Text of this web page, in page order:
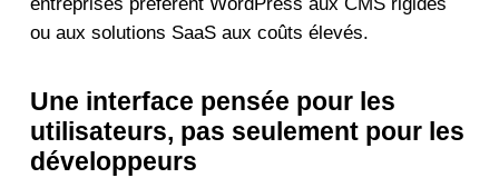
ou aux solutions SaaS aux coûts élevés.
Une interface pensée pour les
utilisateurs, pas seulement pour les
développeurs